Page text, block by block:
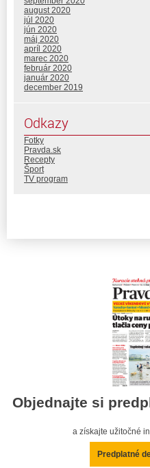
august 2020
júl 2020
jún 2020
máj 2020
apríl 2020
marec 2020
február 2020
január 2020
december 2019
Odkazy
Fotky
Pravda.sk
Recepty
Šport
TV program
Objednajte si
a získajte užitočné
Predplatné